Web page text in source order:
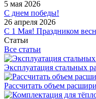
5 мая 2026
С днем победы!
26 апреля 2026
С 1 Мая! Праздником
Статьи
Все статьи
Эксплуатация стальных
Рассчитать объем